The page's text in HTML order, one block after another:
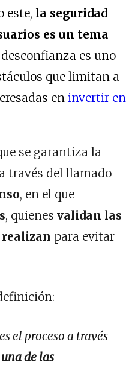
este, la seguridad
es un tema
es uno
que limitan a
en invertir en
se garantiza la
través del llamado
, en el que
, quienes validan las
realizan para evitar
es el proceso a través
de las